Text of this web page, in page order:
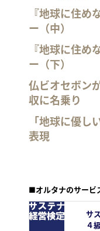
『地球に住め
ー（中）
『地球に住め
ー（下）
仏ビオセボン
収に名乗り
「地球に優
表現
■オルタナのサービ
サ
４